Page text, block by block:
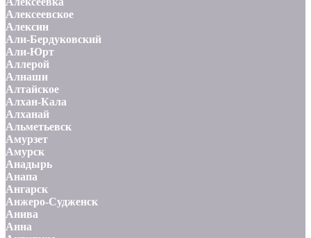
Алексеевское
Алексин
Али-Бердуковский
Али-Юрт
Аллерой
Алнаши
Алтайское
Алхан-Кала
Алханай
Альметьевск
Амурзет
Амурск
Анадырь
Анапа
Ангарск
Анжеро-Судженск
Анива
Анна